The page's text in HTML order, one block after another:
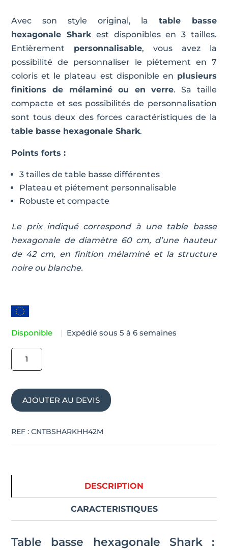
Avec son style original, la table basse
hexagonale Shark est disponibles en 3 tailles.
Entièrement personnalisable, vous avez la
possibilité de personnaliser le piétement en 7
coloris et le plateau est disponible en plusieurs
finitions de mélaminé ou en verre. Sa taille
compacte et ses possibilités de personnalisation
sont tous deux des forces caractéristiques de la
table basse hexagonale Shark.
Points forts :
3 tailles de table basse différentes
Plateau et piétement personnalisable
Robuste et compacte
Le prix indiqué correspond à une table basse
hexagonale de diamètre 60 cm, d’une hauteur
de 42 cm, en finition mélaminé et la structure
noire ou blanche.
Disponible | Expédié sous 5 à 6 semaines
quantité
Table
basse
hexagonale
AJOUTER AU DEVIS
REF :CNTBSHARKHH42M
DESCRIPTION
CARACTERISTIQUES
Table basse hexagonale Shark :